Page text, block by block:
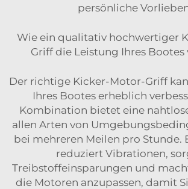
persönliche
Wie ein qualitativ hochwertiger
Griff die Leistung Ihres Bootes
Der richtige Kicker-Motor-Griff
Ihres Bootes erheblich
Kombination bietet eine
allen Arten von
bei mehreren Meilen pro Stunde.
reduziert Vibrationen,
Treibstoffeinsparungen und
die Motoren anzupassen, damit